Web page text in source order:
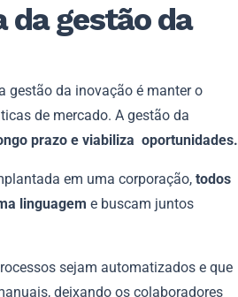
da gestão da
gestão da inovação é manter o
de mercado. A gestão da
prazo e viabiliza oportunidades.
em uma corporação, todos
linguagem e buscam juntos
sejam automatizados e que
deixando os colaboradores